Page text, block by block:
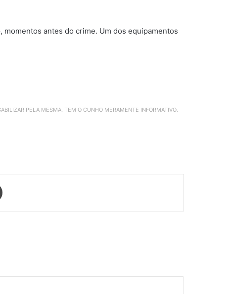
momentos antes do crime. Um dos equipamentos
PELA MESMA. TEM O CUNHO MERAMENTE INFORMATIVO.